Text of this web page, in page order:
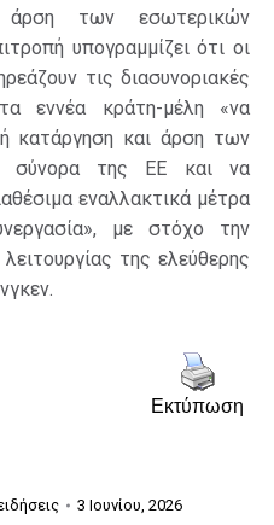
άρση των εσωτερικών
υπογραμμίζει ότι οι
τις διασυνοριακές
εννέα κράτη-μέλη «να
κατάργηση και άρση των
σύνορα της ΕΕ και να
εναλλακτικά μέτρα
με στόχο την
της ελεύθερης
Εκτύπωση
3 Ιουνίου, 2026